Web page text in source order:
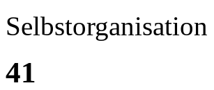
41